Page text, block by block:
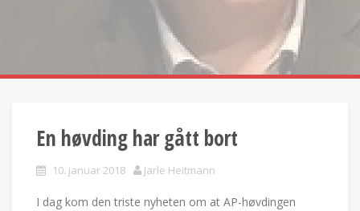
En høvding har gått bort
10. januar 2018 Jarle Heitmann
I dag kom den triste nyheten om at AP-høvdingen